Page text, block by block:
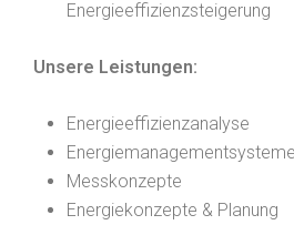
Energieeffizienzsteigerung
Unsere Leistungen:
Energieeffizienzanalyse
Energiemanagementsysteme
Messkonzepte
Energiekonzepte & Planung